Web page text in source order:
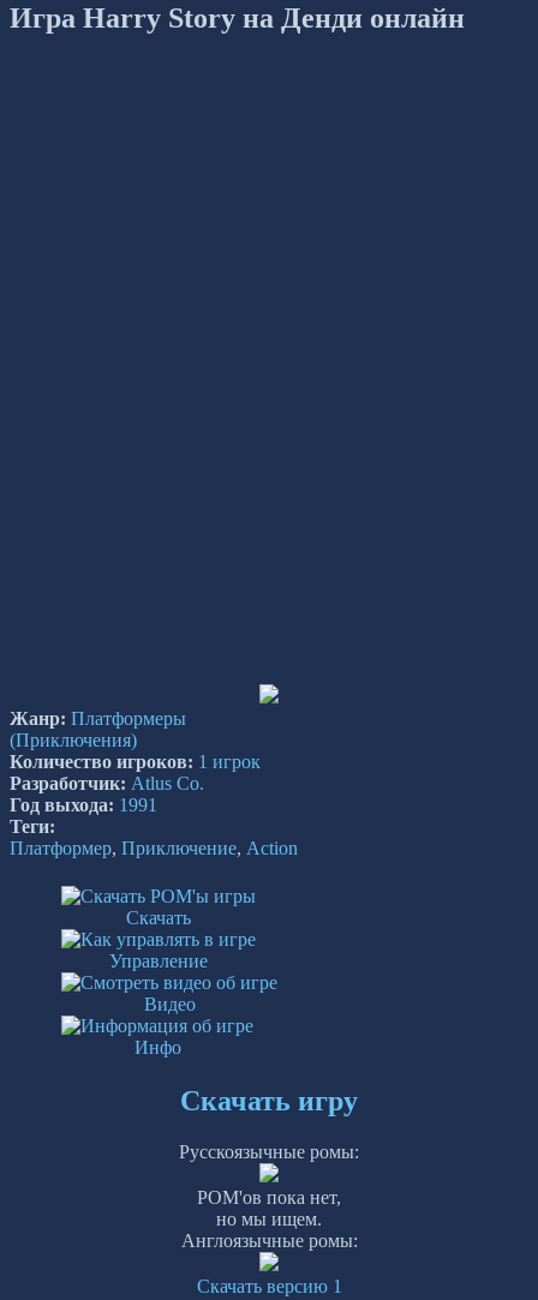
Игра Harry Story на Денди онлайн
Жанр: Платформеры
(Приключения)
Количество игроков: 1 игрок
Разработчик: Atlus Co.
Год выхода: 1991
Теги:
Платформер, Приключение, Action
Скачать
Управление
Видео
Инфо
Скачать игру
Русскоязычные ромы:
РОМ'ов пока нет,
но мы ищем.
Англоязычные ромы:
Скачать версию 1